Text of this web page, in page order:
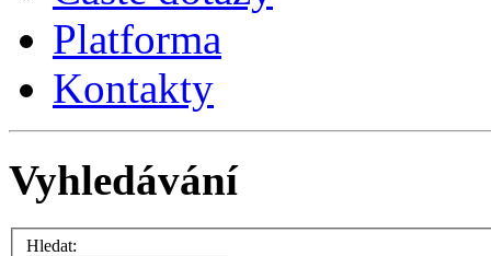
Platforma
Kontakty
Vyhledávání
Hledat: